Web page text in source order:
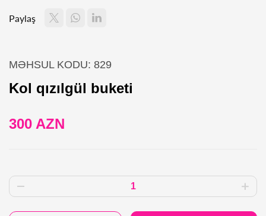
Paylaş
MƏHSUL KODU: 829
Kol qızılgül buketi
300 AZN